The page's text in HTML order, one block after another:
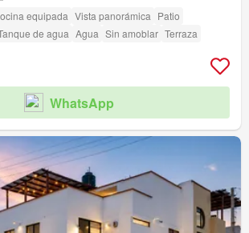
equipada Vista panorámica Patio
de agua Agua Sin amoblar Terraza
WhatsApp